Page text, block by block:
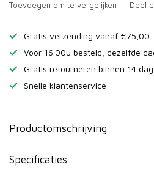
Toevoegen om te vergelijken Deel
Gratis verzending vanaf €75,00
Voor 16.00u besteld, dezelfde
Gratis retourneren binnen 14
Snelle klantenservice
Productomschrijving
Specificaties